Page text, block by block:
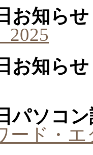
お知らせ
お知らせ
パソコ
ード・